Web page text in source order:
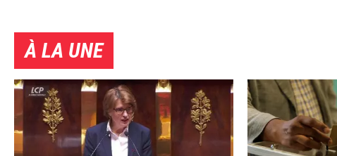
À LA UNE
Image Image